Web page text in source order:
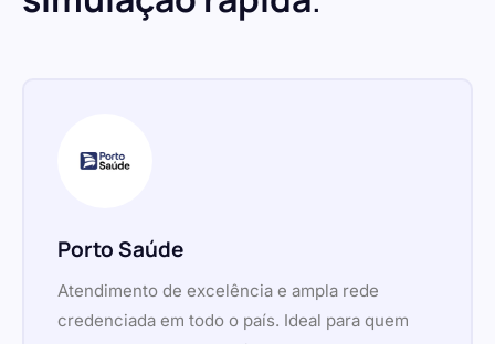
Porto Saúde
Atendimento de excelência e ampla rede
credenciada em todo o país. Ideal para quem